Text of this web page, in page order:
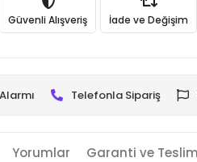
Güvenli Alışveriş İade ve Değişim
Telefonla Sipariş
Yorumlar Garanti ve